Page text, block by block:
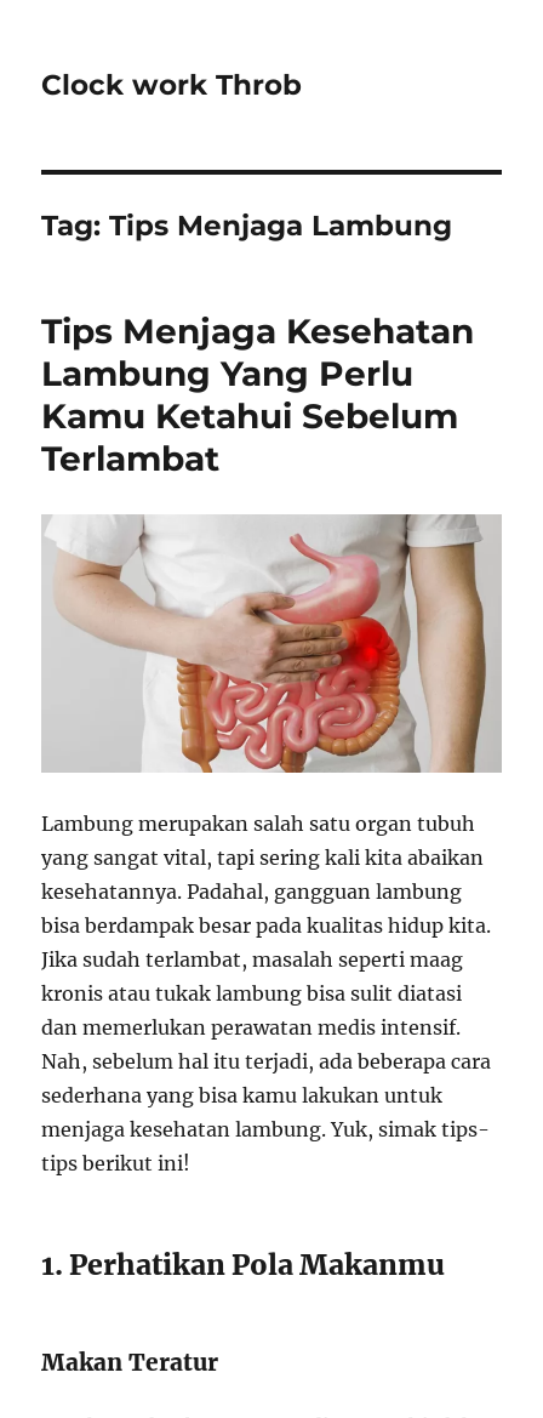
Clock work Throb
Tag:Tips Menjaga Lambung
Tips Menjaga Kesehatan
Lambung Yang Perlu
Kamu Ketahui Sebelum
Terlambat
Lambung merupakan salah satu organ tubuh
yang sangat vital, tapi sering kali kita abaikan
kesehatannya. Padahal, gangguan lambung
bisa berdampak besar pada kualitas hidup kita.
Jika sudah terlambat, masalah seperti maag
kronis atau tukak lambung bisa sulit diatasi
dan memerlukan perawatan medis intensif.
Nah, sebelum hal itu terjadi, ada beberapa cara
sederhana yang bisa kamu lakukan untuk
menjaga kesehatan lambung. Yuk, simak tips-
tips berikut ini!
1. Perhatikan Pola Makanmu
Makan Teratur